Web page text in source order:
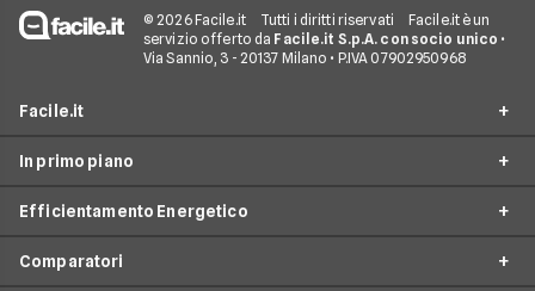
© 2026 Facile.it Tutti i diritti riservati
Facile.it è un
servizio offerto da Facile.it S.p.A. con socio unico •
Via Sannio, 3 - 20137 Milano • P.IVA 07902950968
Facile.it
Assicurazioni
Prestiti
In primo piano
Offerte Luce e Gas
Efficientamento Energetico
Impianto fotovoltaico
Comparatori